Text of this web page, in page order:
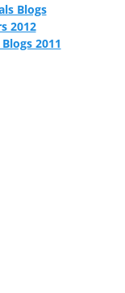
Blogs
2012
2011